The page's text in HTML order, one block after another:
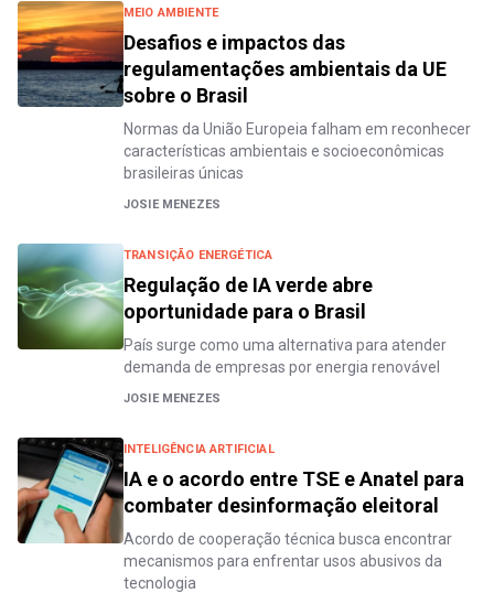
MEIO AMBIENTE
Desafios e impactos das
regulamentações ambientais da UE
sobre o Brasil
Normas da União Europeia falham em reconhecer
características ambientais e socioeconômicas
brasileiras únicas
JOSIE MENEZES
TRANSIÇÃO ENERGÉTICA
Regulação de IA verde abre
oportunidade para o Brasil
País surge como uma alternativa para atender
demanda de empresas por energia renovável
JOSIE MENEZES
INTELIGÊNCIA ARTIFICIAL
IA e o acordo entre TSE e Anatel para
combater desinformação eleitoral
Acordo de cooperação técnica busca encontrar
mecanismos para enfrentar usos abusivos da
tecnologia